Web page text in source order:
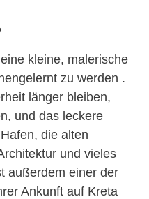
kleine, malerische
zu werden .
länger bleiben,
und das leckere
die alten
und vieles
außerdem einer der
Ankunft auf Kreta